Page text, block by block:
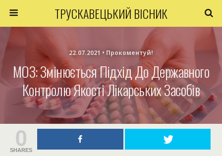
ТРУСКАВЕЦЬКИЙ ВІСНИК
22.07.2021 • Прокоментуй!
МОЗ: Змінюється Підхід До Державного
Контролю Якості Лікарських Засобів
0
SHARES